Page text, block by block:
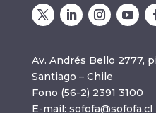
Av. Andrés Bello 2777,
Santiago – Chile
Fono (56-2) 2391 3100
E-mail: sofofa@sofofa.cl